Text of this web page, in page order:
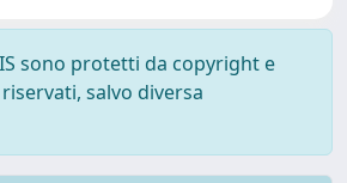
sono protetti da copyright e
salvo diversa